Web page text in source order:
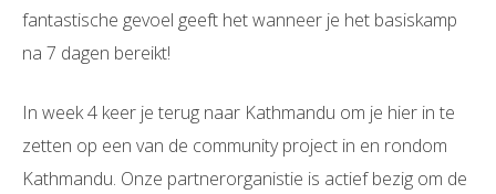
fantastische gevoel geeft het wanneer je het basiskamp
na 7 dagen bereikt!
In week 4 keer je terug naar Kathmandu om je hier in te
zetten op een van de community project in en rondom
Kathmandu. Onze partnerorganistie is actief bezig om de